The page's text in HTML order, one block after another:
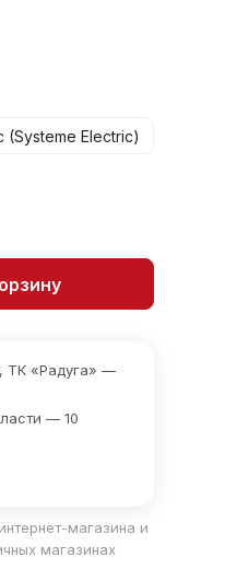
Electric)
ТК «Радуга» —
— 10
магазина и
магазинах